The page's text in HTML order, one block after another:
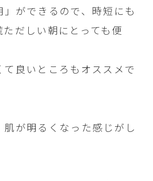
」ができるので、時短にも
だしい朝にとっても便
良いところもオススメで
肌が明るくなった感じがし